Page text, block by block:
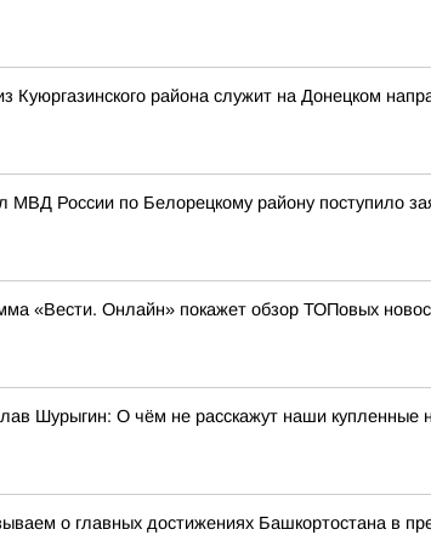
Куюргазинского района служит на Донецком
МВД России по Белорецкому району поступило
«Вести. Онлайн» покажет обзор ТОПовых
Шурыгин: О чём не расскажут наши купленные
о главных достижениях Башкортостана в